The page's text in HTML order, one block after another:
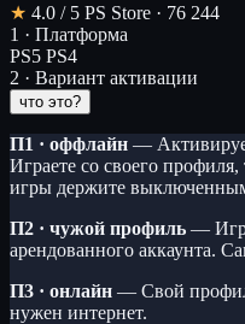
★ 4.0 / 5 PS Store · 76 244
1 · Платформа
PS5 PS4
2 · Вариант активации
что это?
П1 · оффлайн —
Играете со своего
игры держите
П2 · чужой профиль —
арендованного аккаунта.
П3 · онлайн — Свой
нужен интернет.